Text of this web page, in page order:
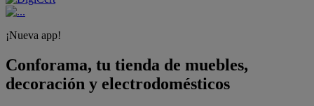
¡Nueva app!
Conforama, tu tienda de muebles,
decoración y electrodomésticos